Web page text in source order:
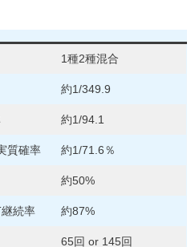
1種2種混合
約1/349.9
約1/94.1
質確率 約1/71.6％
約50%
続率 約87%
65回 or 145回